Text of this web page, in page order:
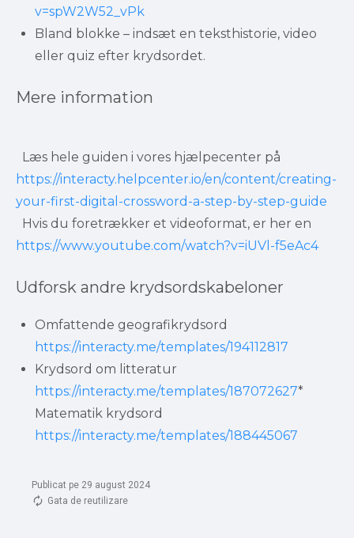
Publicat pe 29 august 2024
Gata de reutilizare
v=spW2W52_vPk
Bland blokke – indsæt en teksthistorie, video
eller quiz efter krydsordet.
Mere information
https://interacty.helpcenter.io/en/content/creating-
your-first-digital-crossword-a-step-by-step-guide
https://www.youtube.com/watch?v=iUVl-f5eAc4
Udforsk andre krydsordskabeloner
https://interacty.me/templates/194112817
https://interacty.me/templates/187072627*
https://interacty.me/templates/188445067